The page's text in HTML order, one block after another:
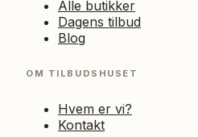
Alle butikker
Dagens tilbud
Blog
OM TILBUDSHUSET
Hvem er vi?
Kontakt